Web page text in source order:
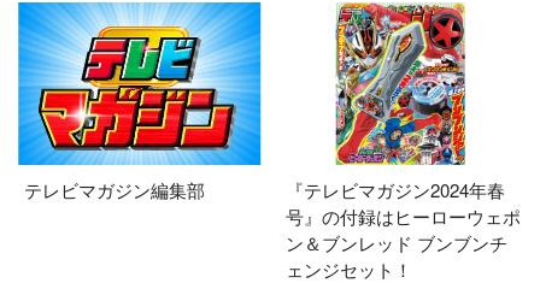
テレビマガジン編集部
『テレビマガジン2024年春
号』の付録はヒーローウェポ
ン＆ブンレッド ブンブンチ
ェンジセット！